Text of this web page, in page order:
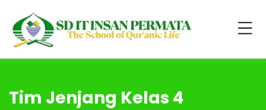
Tim Jenjang Kelas 4